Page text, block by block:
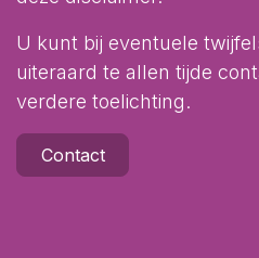
U kunt bij eventuele
uiteraard te allen tijde
verdere toelichting.
Contact